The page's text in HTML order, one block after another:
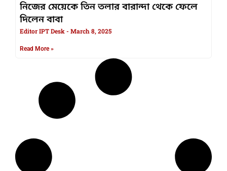
নিজের মেয়েকে তিন তলার বারান্দা থেকে ফেলে
দিলেন বাবা
Editor IPT Desk March 8, 2025
Read More »